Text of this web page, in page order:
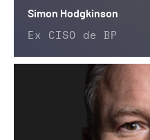
Simon Hodgkinson
Ex CISO de BP